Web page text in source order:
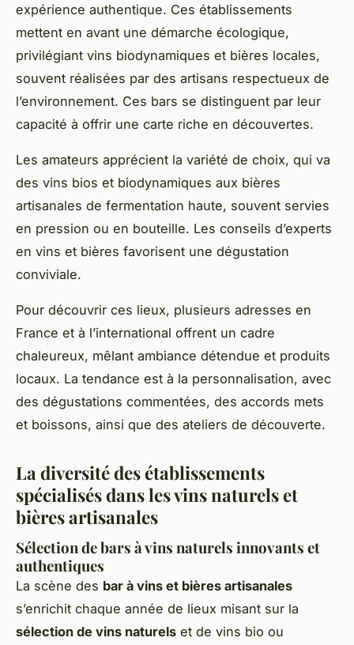
expérience authentique. Ces établissements
mettent en avant une démarche écologique,
privilégiant vins biodynamiques et bières locales,
souvent réalisées par des artisans respectueux de
l’environnement. Ces bars se distinguent par leur
capacité à offrir une carte riche en découvertes.
Les amateurs apprécient la variété de choix, qui va
des vins bios et biodynamiques aux bières
artisanales de fermentation haute, souvent servies
en pression ou en bouteille. Les conseils d’experts
en vins et bières favorisent une dégustation
conviviale.
Pour découvrir ces lieux, plusieurs adresses en
France et à l’international offrent un cadre
chaleureux, mêlant ambiance détendue et produits
locaux. La tendance est à la personnalisation, avec
des dégustations commentées, des accords mets
et boissons, ainsi que des ateliers de découverte.
La diversité des établissements
spécialisés dans les vins naturels et
bières artisanales
Sélection de bars à vins naturels innovants et
authentiques
La scène des bar à vins et bières artisanales
s’enrichit chaque année de lieux misant sur la
sélection de vins naturels et de vins bio ou